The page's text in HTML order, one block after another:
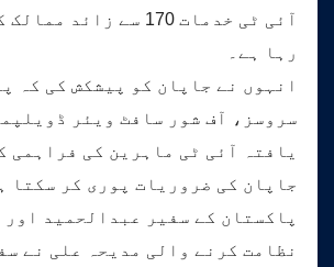
آئی ٹی خدمات 170 سے
رہا ہے۔
انہوں نے جاپان کو پیشکش کی کہ
سروسز، آف شور سافٹ ویئر
یافتہ آئی ٹی ماہرین کی فراہمی
جاپان کی ضروریات پوری کر سکتا
پاکستان کے سفیر عبدالحمید اور
نظامت کرنے والی مدیحہ علی نے